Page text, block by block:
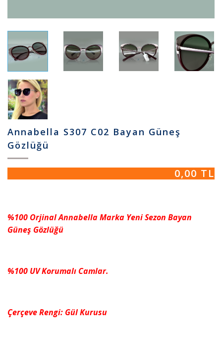
Annabella S307 C02 Bayan Güneş
Gözlüğü
0,00 TL
%100 Orjinal Annabella Marka Yeni Sezon Bayan
Güneş Gözlüğü
%100 UV Korumalı Camlar.
Çerçeve Rengi: Gül Kurusu